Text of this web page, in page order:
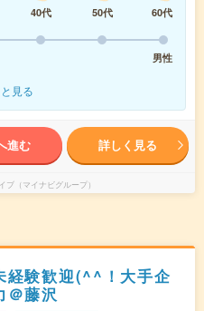
40代 50代
60代
男性
見る
進む 詳しく見る
ブ（マイナビグループ）
経験歓迎(^^！大手企
＠藤沢